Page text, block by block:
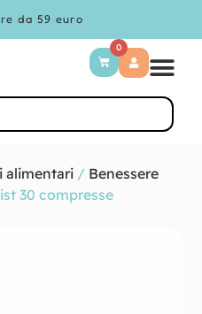
da 59 euro
0
alimentari / Benessere
30 compresse